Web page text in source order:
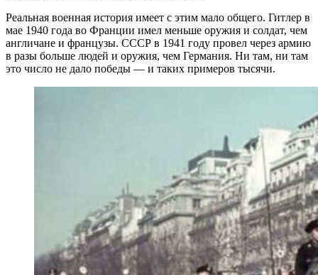
Реальная военная история имеет с этим мало общего. Гитлер в
мае 1940 года во Франции имел меньше оружия и солдат, чем
англичане и французы. СССР в 1941 году провел через армию
в разы больше людей и оружия, чем Германия. Ни там, ни там
это число не дало победы — и таких примеров тысячи.